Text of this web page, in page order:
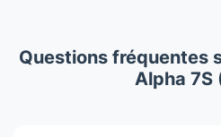
Questions fréquentes
Alpha 7S